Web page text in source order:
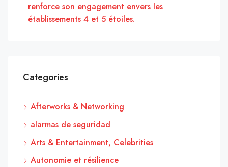
renforce son engagement envers les
établissements 4 et 5 étoiles.
Categories
Afterworks & Networking
alarmas de seguridad
Arts & Entertainment, Celebrities
Autonomie et résilience